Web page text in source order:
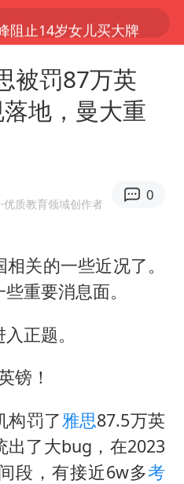
阻止14岁女儿买大牌
女孩摆摊卖菌子时收到北大通知书
的仪式感
公司“上四休三”但要降薪1000元
A股收盘：三大指数均涨超1%
朱雨玲晋级WTT横滨冠军赛女单八强
被罚87万英
地，曼大重
·优质教育领域创作者
0
关的一些近况了。
重要消息面。
正题。
镑！
构罚了雅思87.5万英
出了大bug，在2023
段，有接近6w多考